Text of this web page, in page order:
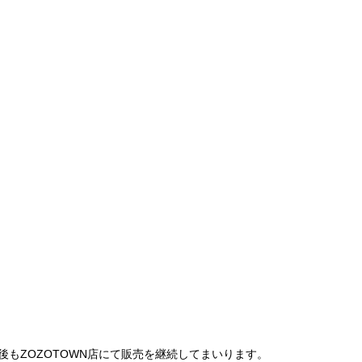
ZOZOTOWN店にて販売を継続してまいります。